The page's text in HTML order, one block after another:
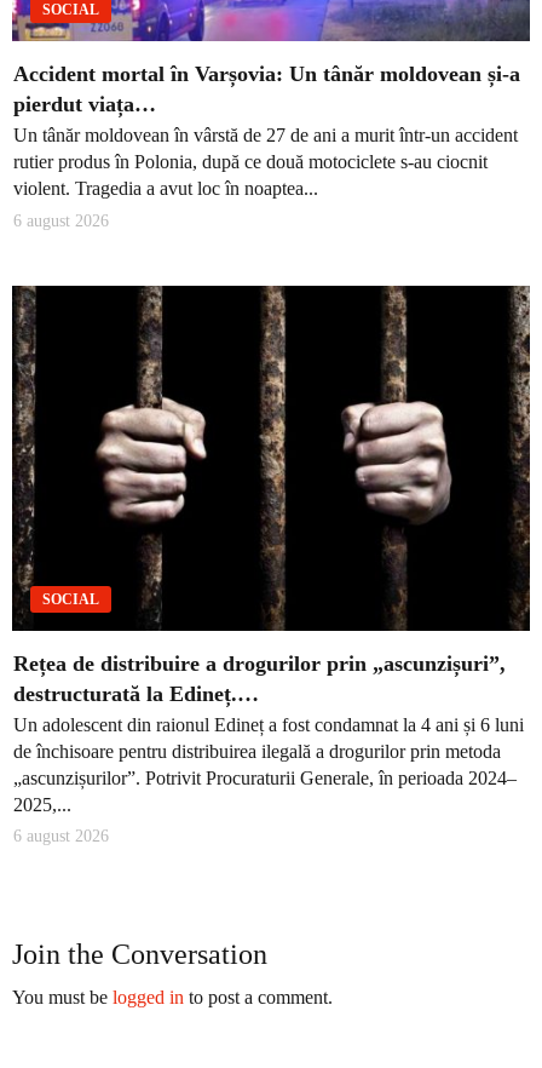
SOCIAL
Accident mortal în Varșovia: Un tânăr moldovean și-a
pierdut viața…
Un tânăr moldovean în vârstă de 27 de ani a murit într-un accident
rutier produs în Polonia, după ce două motociclete s-au ciocnit
violent. Tragedia a avut loc în noaptea...
6 august 2026
SOCIAL
Rețea de distribuire a drogurilor prin „ascunzișuri”,
destructurată la Edineț.…
Un adolescent din raionul Edineț a fost condamnat la 4 ani și 6 luni
de închisoare pentru distribuirea ilegală a drogurilor prin metoda
„ascunzișurilor”. Potrivit Procuraturii Generale, în perioada 2024–
2025,...
6 august 2026
Join the Conversation
You must be logged in to post a comment.